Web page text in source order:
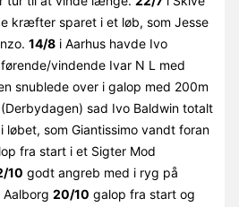
kræfter sparet i et løb, som Jesse
14/8i Aarhus havde Ivo
vindende Ivar N L med
snublede over i galop med 200m
sad Ivo Baldwin totalt
som Giantissimo vandt foran
fra start i et Sigter Mod
10 godt angreb med i ryg på
20/10 galop fra start og